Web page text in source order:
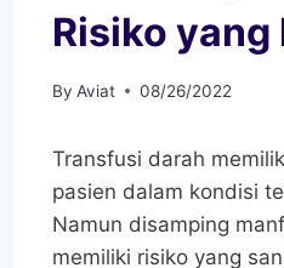
Risiko
By Aviat 08/26/2022
Transfusi darah
pasien dalam kondisi
Namun disamping
memiliki risiko yang